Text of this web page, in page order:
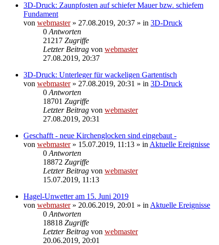
3D-Druck: Zaunpfosten auf schiefer Mauer bzw. schiefem
Fundament
von webmaster» 27.08.2019, 20:37 » in 3D-Druck
0 Antworten
21217 Zugriffe
Letzter Beitrag von webmaster
27.08.2019, 20:37
3D-Druck: Unterleger für wackeligen Gartentisch
von webmaster» 27.08.2019, 20:31 » in 3D-Druck
0 Antworten
18701 Zugriffe
Letzter Beitrag von webmaster
27.08.2019, 20:31
Geschafft - neue Kirchenglocken sind eingebaut -
von webmaster» 15.07.2019, 11:13 » in Aktuelle Ereignisse
0 Antworten
18872 Zugriffe
Letzter Beitrag von webmaster
15.07.2019, 11:13
Hagel-Unwetter am 15. Juni 2019
von webmaster» 20.06.2019, 20:01 » in Aktuelle Ereignisse
0 Antworten
18818 Zugriffe
Letzter Beitrag von webmaster
20.06.2019, 20:01